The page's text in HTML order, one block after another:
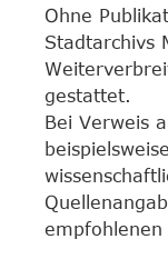
Ohne
Stadtarchivs
gestattet.
Bei Verweis